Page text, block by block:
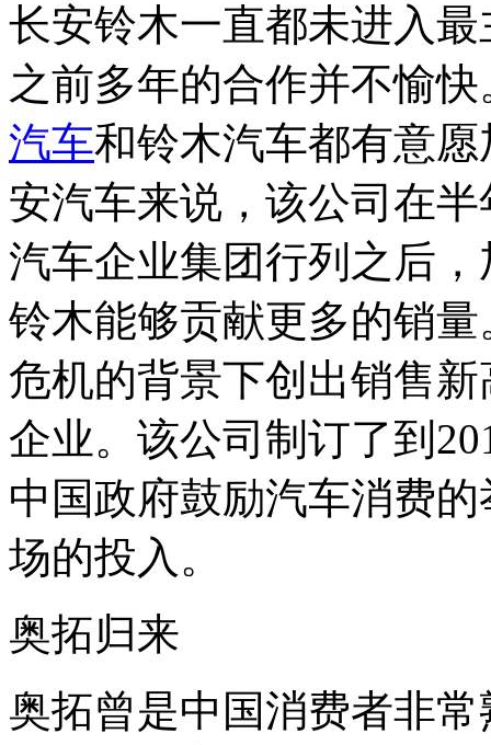
长安铃木一直都未进入
之前多年的合作并不愉
汽车和铃木汽车都有意
安汽车来说，该公司在
汽车企业集团行列之后
铃木能够贡献更多的销
危机的背景下创出销售
企业。该公司制订了到
中国政府鼓励汽车消费
场的投入。
奥拓归来
奥拓曾是中国消费者非